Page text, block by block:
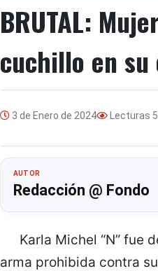
BRUTAL:
cuchillo en su
3 de Enero de 2024 Lecturas
AUTOR
Redacción @ Fondo
Karla Michel “N” fue
arma prohibida contra